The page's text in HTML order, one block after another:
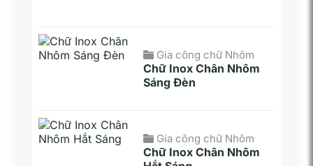
Gia công chữ Nhôm
Chữ Inox Chân Nhôm
Sáng Đèn
Gia công chữ Nhôm
Chữ Inox Chân Nhôm